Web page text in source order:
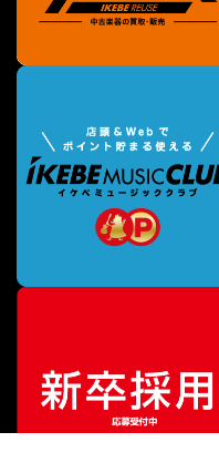
販売価格¥58,960（税